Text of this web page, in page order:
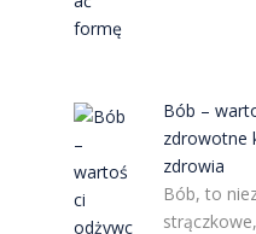
Bób –
zdrowotne
zdrowia
Bób, to